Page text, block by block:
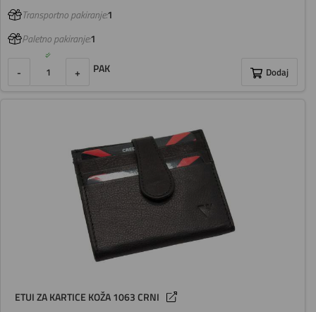
Transportno pakiranje:1
Paletno pakiranje:1
- + PAK Dodaj
ETUI ZA KARTICE KOŽA 1063 CRNI